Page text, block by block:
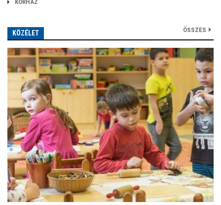
KÓRHÁZ
KÖZÉLET ÖSSZES